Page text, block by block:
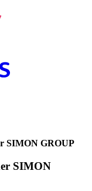
SIMON GROUP
SIMON